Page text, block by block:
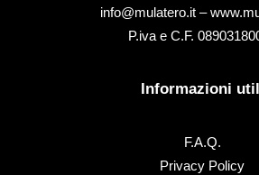
info@mulatero.it –
P.iva e C.F.
Informazioni
F.A.Q.
Privacy Policy